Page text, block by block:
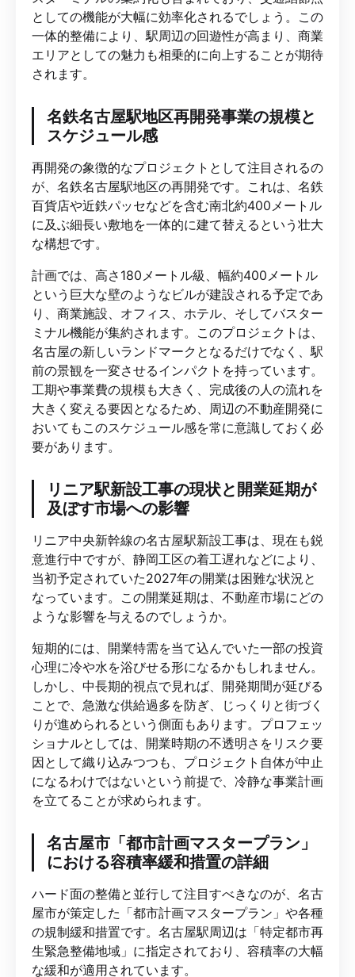
としての機能が大幅に効率化されるでしょう。この
一体的整備により、駅周辺の回遊性が高まり、商業
エリアとしての魅力も相乗的に向上することが期待
されます。
名鉄名古屋駅地区再開発事業の規模と
スケジュール感
再開発の象徴的なプロジェクトとして注目されるの
が、名鉄名古屋駅地区の再開発です。これは、名鉄
百貨店や近鉄パッセなどを含む南北約400メートル
に及ぶ細長い敷地を一体的に建て替えるという壮大
な構想です。
計画では、高さ180メートル級、幅約400メートル
という巨大な壁のようなビルが建設される予定であ
り、商業施設、オフィス、ホテル、そしてバスター
ミナル機能が集約されます。このプロジェクトは、
名古屋の新しいランドマークとなるだけでなく、駅
前の景観を一変させるインパクトを持っています。
工期や事業費の規模も大きく、完成後の人の流れを
大きく変える要因となるため、周辺の不動産開発に
おいてもこのスケジュール感を常に意識しておく必
要があります。
リニア駅新設工事の現状と開業延期が
及ぼす市場への影響
リニア中央新幹線の名古屋駅新設工事は、現在も鋭
意進行中ですが、静岡工区の着工遅れなどにより、
当初予定されていた2027年の開業は困難な状況と
なっています。この開業延期は、不動産市場にどの
ような影響を与えるのでしょうか。
短期的には、開業特需を当て込んでいた一部の投資
心理に冷や水を浴びせる形になるかもしれません。
しかし、中長期的視点で見れば、開発期間が延びる
ことで、急激な供給過多を防ぎ、じっくりと街づく
りが進められるという側面もあります。プロフェッ
ショナルとしては、開業時期の不透明さをリスク要
因として織り込みつつも、プロジェクト自体が中止
になるわけではないという前提で、冷静な事業計画
を立てることが求められます。
名古屋市「都市計画マスタープラン」
における容積率緩和措置の詳細
ハード面の整備と並行して注目すべきなのが、名古
屋市が策定した「都市計画マスタープラン」や各種
の規制緩和措置です。名古屋駅周辺は「特定都市再
生緊急整備地域」に指定されており、容積率の大幅
な緩和が適用されています。